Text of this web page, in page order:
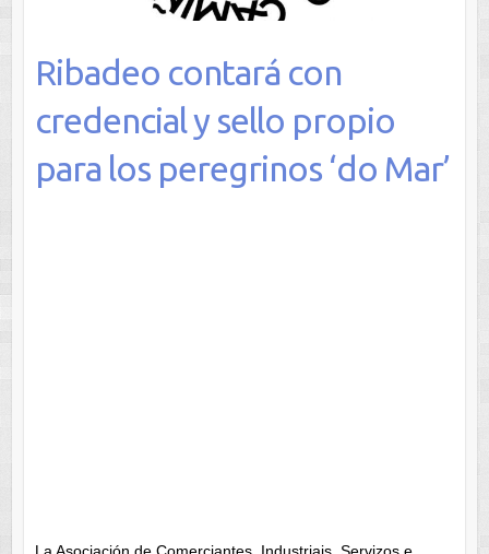
Ribadeo contará con
credencial y sello propio
para los peregrinos ‘do Mar’